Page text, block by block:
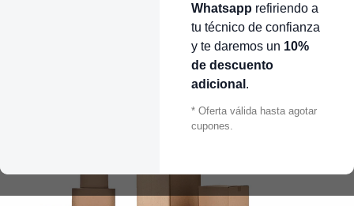
Whatsapp refiriendo a
tu técnico de confianza
y te daremos un 10%
de descuento
adicional .
* Oferta válida hasta agotar
cupones.